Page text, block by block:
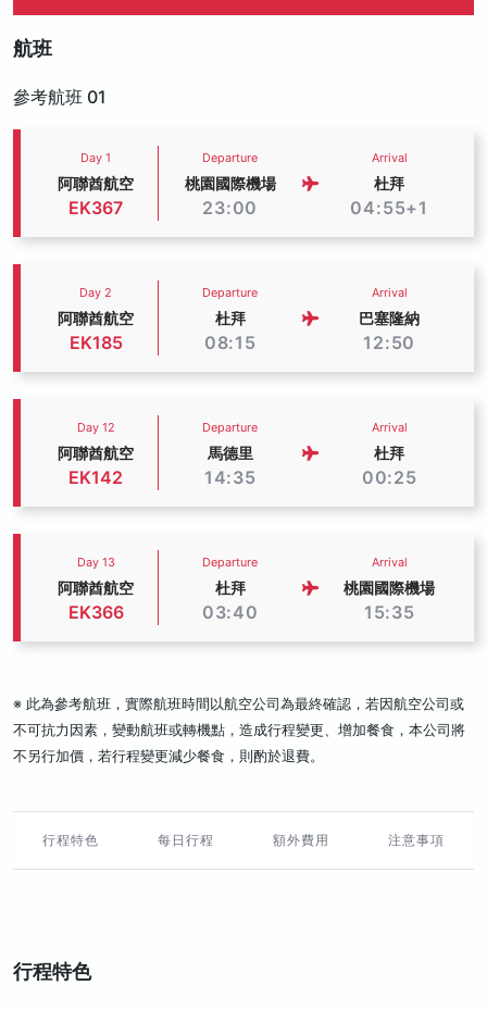
航班
參考航班 01
Day 1
阿聯酋航空
EK367
Departure
桃園國際機場
23:00
Arrival
杜拜
04:55+1
Day 2
阿聯酋航空
EK185
Departure
杜拜
08:15
Arrival
巴塞隆納
12:50
Day 12
阿聯酋航空
EK142
Departure
馬德里
14:35
Arrival
杜拜
00:25
Day 13
阿聯酋航空
EK366
Departure
杜拜
03:40
Arrival
桃園國際機場
15:35
※ 此為參考航班，實際航班時間以航空公司為最終確認，若因航空公司或
不可抗力因素，變動航班或轉機點，造成行程變更、增加餐食，本公司將
不另行加價，若行程變更減少餐食，則酌於退費。
行程特色 每日行程 額外費用 注意事項
行程特色